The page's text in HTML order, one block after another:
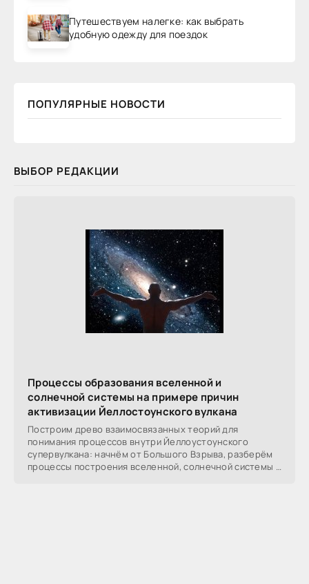
Путешествуем налегке: как выбрать
удобную одежду для поездок
ПОПУЛЯРНЫЕ НОВОСТИ
ВЫБОР РЕДАКЦИИ
Процессы образования вселенной и
солнечной системы на примере причин
активизации Йеллостоунского вулкана
Построим древо взаимосвязанных теорий для
понимания процессов внутри Йеллоустоунского
супервулкана: начнём от Большого Взрыва, разберём
процессы построения вселенной, солнечной системы в